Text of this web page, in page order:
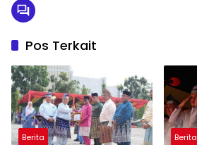
Pos Terkait
Berita Berita